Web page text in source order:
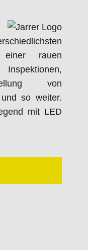
einer rauen
von
so weiter.
mit LED